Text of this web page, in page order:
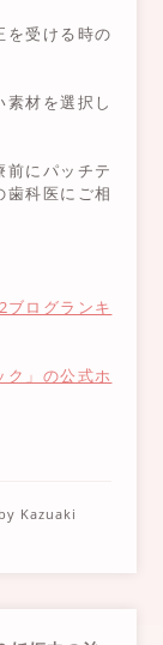
を受ける時の
材を選択し
前にパッチテ
歯科医にご相
」の公式ホ
Kazuaki